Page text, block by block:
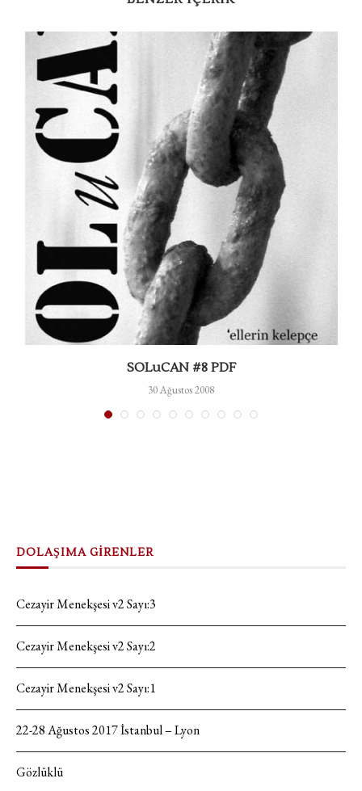
SOLuCAN #8 PDF
30 Ağustos 2008
DOLAŞIMA GİRENLER
Cezayir Menekşesi v2 Sayı:3
Cezayir Menekşesi v2 Sayı:2
Cezayir Menekşesi v2 Sayı:1
22-28 Ağustos 2017 İstanbul – Lyon
Gözlüklü